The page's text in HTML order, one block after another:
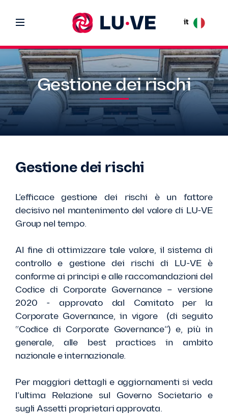
it
Gestione dei rischi
Gestione dei rischi
L’efficace gestione dei rischi è un fattore
decisivo nel mantenimento del valore di LU-VE
Group nel tempo.
Al fine di ottimizzare tale valore, il sistema di
controllo e gestione dei rischi di LU-VE è
conforme ai principi e alle raccomandazioni del
Codice di Corporate Governance – versione
2020 - approvato dal Comitato per la
Corporate Governance, in vigore (di seguito
“Codice di Corporate Governance”) e, più in
generale, alle best practices in ambito
nazionale e internazionale.
Per maggiori dettagli e aggiornamenti si veda
l’ultima Relazione sul Governo Societario e
sugli Assetti proprietari approvata.